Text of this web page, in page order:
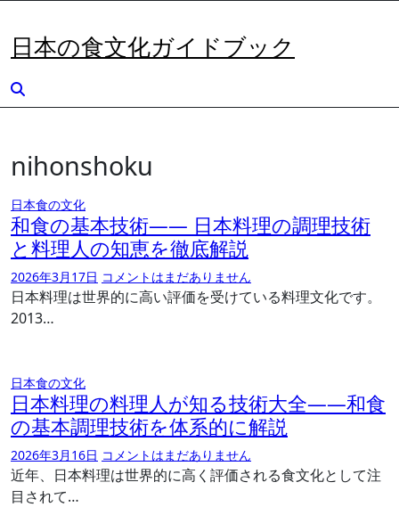
を
キ
日本の食文化ガイドブック
nihonshoku
日本食の文化
和食の基本技術―― 日本料理の調理技術
と料理人の知恵を徹底解説
2026年3月17日 コメントはまだありません
日本料理は世界的に高い評価を受けている料理文化です。
2013…
日本食の文化
日本料理の料理人が知る技術大全――和食
の基本調理技術を体系的に解説
2026年3月16日 コメントはまだありません
近年、日本料理は世界的に高く評価される食文化として注
目されて…